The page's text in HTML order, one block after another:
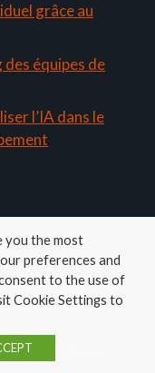
grâce au
des équipes de
l’IA dans le
GeneratePress
you the most
preferences and
to the use of
Cookie Settings to